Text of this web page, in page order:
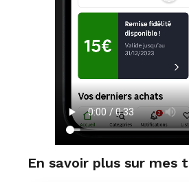
En savoir plus sur mes